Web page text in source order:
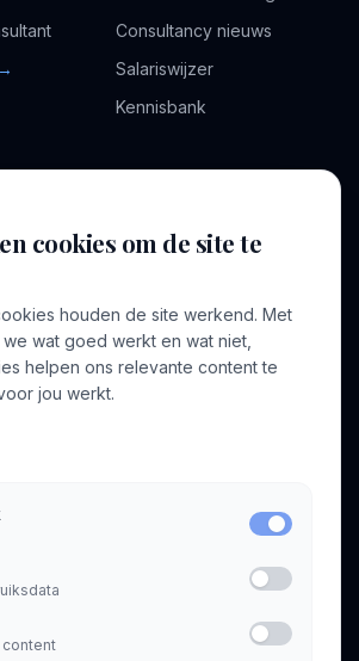
Consultancy nieuws
Salariswijzer
Kennisbank
VOOR CONSULTANTS
Inloggen
Alle rechten voorbehouden.
cookies om de site te
houden de site werkend. Met
wat goed werkt en wat niet,
helpen ons relevante content te
jou werkt.